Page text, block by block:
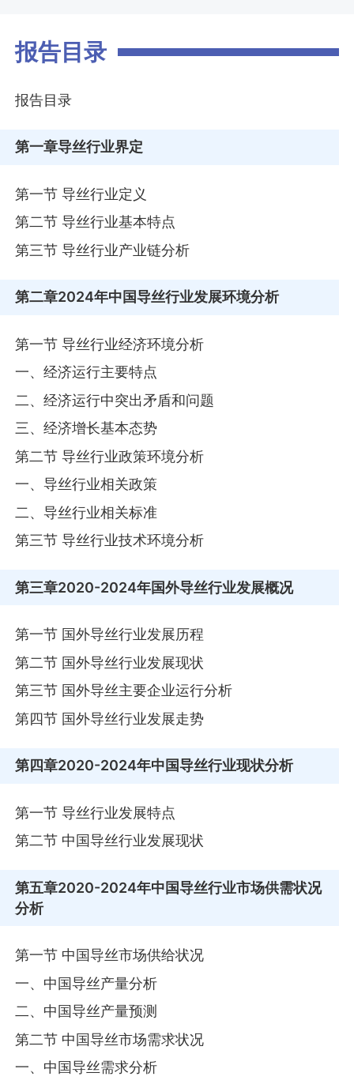
报告目录
报告目录
第一章导丝行业界定
第一节 导丝行业定义
第二节 导丝行业基本特点
第三节 导丝行业产业链分析
第二章2024年中国导丝行业发展环境分析
第一节 导丝行业经济环境分析
一、经济运行主要特点
二、经济运行中突出矛盾和问题
三、经济增长基本态势
第二节 导丝行业政策环境分析
一、导丝行业相关政策
二、导丝行业相关标准
第三节 导丝行业技术环境分析
第三章2020-2024年国外导丝行业发展概况
第一节 国外导丝行业发展历程
第二节 国外导丝行业发展现状
第三节 国外导丝主要企业运行分析
第四节 国外导丝行业发展走势
第四章2020-2024年中国导丝行业现状分析
第一节 导丝行业发展特点
第二节 中国导丝行业发展现状
第五章2020-2024年中国导丝行业市场供需状况
分析
第一节 中国导丝市场供给状况
一、中国导丝产量分析
二、中国导丝产量预测
第二节 中国导丝市场需求状况
一、中国导丝需求分析